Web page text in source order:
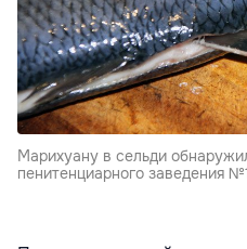
Марихуану в сельди
пенитенциарного заведения